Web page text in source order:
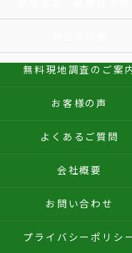
無料現地調査のご案
お客様の声
よくあるご質問
会社概要
お問い合わせ
プライバシーポリシ